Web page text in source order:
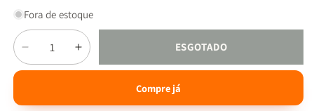
Fora de estoque
Quantidade
Diminuir
a
Aumentar
a
quantidade
ESGOTADO
Compre já